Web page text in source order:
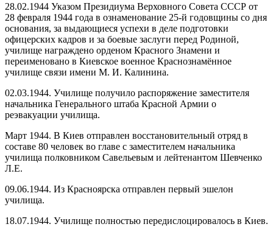
28.02.1944 Указом Президиума Верховного Совета СССР от
28 февраля 1944 года в ознаменование 25-й годовщины со дня
основания, за выдающиеся успехи в деле подготовки
офицерских кадров и за боевые заслуги перед Родиной,
училище награждено орденом Красного Знамени и
переименовано в Киевское военное Краснознамённое
училище связи имени М. И. Калинина.
02.03.1944. Училище получило распоряжение заместителя
начальника Генерального штаба Красной Армии о
реэвакуации училища.
Март 1944. В Киев отправлен восстановительный отряд в
составе 80 человек во главе с заместителем начальника
училища полковником Савельевым и лейтенантом Шевченко
Л.Е.
09.06.1944. Из Красноярска отправлен первый эшелон
училища.
18.07.1944. Училище полностью передислоцировалось в Киев.